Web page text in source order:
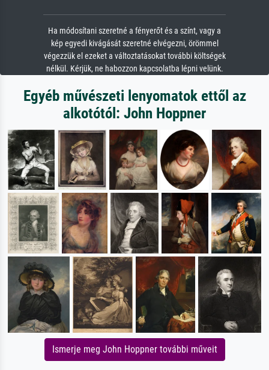
Ha módosítani szeretné a fényerőt és a színt, vagy a
kép egyedi kivágását szeretné elvégezni, örömmel
végezzük el ezeket a változtatásokat további költségek
nélkül. Kérjük, ne habozzon kapcsolatba lépni velünk.
Egyéb művészeti lenyomatok ettől az
alkotótól: John Hoppner
Ismerje meg John Hoppner további műveit